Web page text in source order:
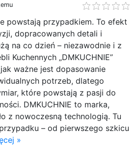
powstają przypadkiem. To efekt
dopracowanych detali i
na co dzień – niezawodnie i z
Kuchennych „DMKUCHNIE”
ważne jest dopasowanie
potrzeb, dlatego
które powstają z pasji do
DMKUCHNIE to marka,
z nowoczesną technologią. Tu
– od pierwszego szkicu
»